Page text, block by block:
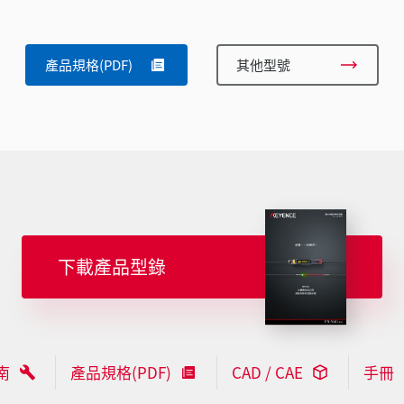
產品規格(PDF) 其他型號
下載產品型錄
產品規格(PDF) CAD / CAE 手冊